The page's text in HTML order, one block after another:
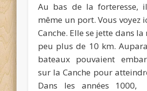
Au bas de la forteresse,
même un port. Vous voyez
Canche. Elle se jette dans la
peu plus de 10 km.
bateaux pouvaient
sur la Canche pour
Dans les années 1000,